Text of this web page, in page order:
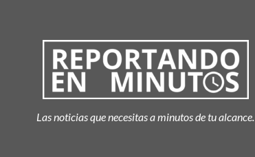
Las noticias que necesitas a minutos de tu alcance.